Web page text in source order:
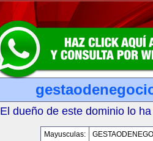
El dueño de este dominio lo
Mayusculas: